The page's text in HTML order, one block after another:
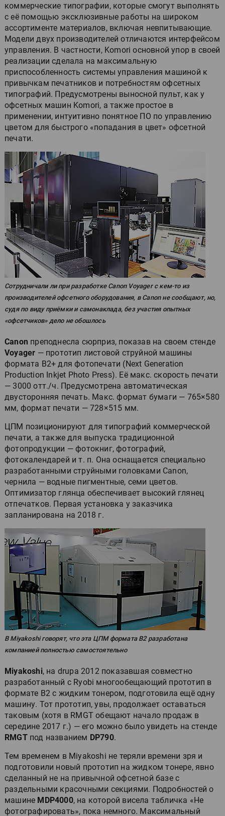
коммерческие типографии, которые смогут выполнять
с её помощью эксклюзивные работы на широком
ассортименте материалов, включая невпитывающие.
Модели двух производителей отличаются интерфейсом
управления. В частности, Komori основной упор в своей
реализации сделала на максимальную
приспособленность системы управления машиной к
привычкам печатников и потребностям офсетных
типографий. Предусмотрены выносной пульт, как у
офсетных машин Komori, а также простое в
применении, интуитивно понятное ПО по управлению
цветом для быстрого «попадания в цвет» офсетной
печати.
Сотрудничали ли при разработке Canon Voyager с кем-то из
производителей офсетного оборудования, в Canon не сообщают, но,
судя по виду приёмки и самонаклада, без участия опытных
«офсетчиков» дело не обошлось
Canon преподнесла сюрприз, показав на своем стенде
Voyager — прототип листовой струйной машины
формата B2+ для фотопечати (Next Generation
Production Inkjet Photo Press). Её макс. скорость печати
— 3000 отт./ч. Предусмотрена автоматическая
двусторонняя печать. Макс. формат бумаги — 765×580
мм, формат печати — 728×515 мм.
ЦПМ позиционируют для типографий коммерческой
печати, а также для выпуска традиционной
фотопродукции — фотокниг, фотографий,
фотокалендарей и т. п. Она оснащается специально
разработанными струйными головками Canon,
чернила — водные пигментные, семи цветов.
Оптимизатор глянца обеспечивает высокий глянец
отпечатков. Первая установка у заказчика
запланирована на 2018 г.
В Miyakoshi говорят, что эта ЦПМ формата B2 разработана
компанией полностью самостоятельно
Miyakoshi, на drupa 2012 показавшая совместно
разработанный с Ryobi многообещающий прототип в
формате B2 с жидким тонером, подготовила ещё одну
машину. Тот прототип, увы, продолжает оставаться
таковым (хотя в RMGT обещают начало продаж в
середине 2017 г.) — его можно было увидеть на стенде
RMGTпод названием DP790.
Тем временем в Miyakoshi не теряли времени зря и
подготовили новый прототип на жидком тонере, явно
сделанный не на привычной офсетной базе с
раздельными красочными секциями. Подробностей о
машине MDP4000, на которой висела табличка «Не
фотографировать», пока немного. Максимальный